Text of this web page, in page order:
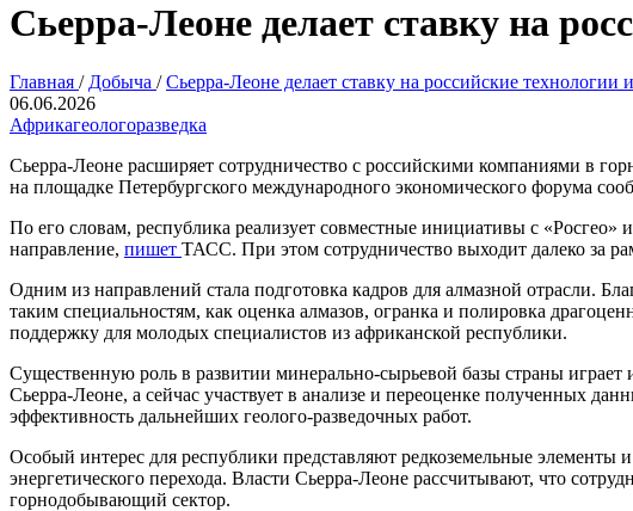
Сьерра-Леоне делает ставку на
Главная / Добыча / Сьерра-Леоне делает ставку на российские технологии
06.06.2026
Африкагеологоразведка
Сьерра-Леоне расширяет сотрудничество с российскими компаниями в
на площадке Петербургского международного экономического форума
По его словам, республика реализует совместные инициативы с «Росгео»
направление, пишет ТАСС. При этом сотрудничество выходит далеко за
Одним из направлений стала подготовка кадров для алмазной отрасли.
таким специальностям, как оценка алмазов, огранка и полировка
поддержку для молодых специалистов из африканской республики.
Существенную роль в развитии минерально-сырьевой базы страны играет
Сьерра-Леоне, а сейчас участвует в анализе и переоценке полученных
эффективность дальнейших геолого-разведочных работ.
Особый интерес для республики представляют редкоземельные элементы
энергетического перехода. Власти Сьерра-Леоне рассчитывают, что
горнодобывающий сектор.